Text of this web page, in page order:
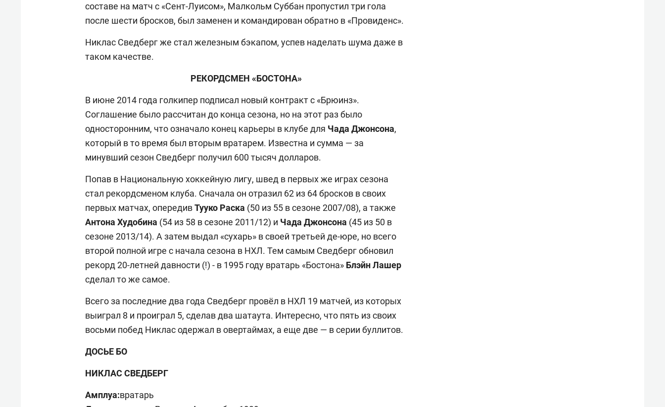
составе на матч с «Сент-Луисом», Малкольм Суббан пропустил три гола
после шести бросков, был заменен и командирован обратно в «Провиденс».
Никлас Сведберг же стал железным бэкапом, успев наделать шума даже в
таком качестве.
РЕКОРДСМЕН «БОСТОНА»
В июне 2014 года голкипер подписал новый контракт с «Брюинз».
Соглашение было рассчитан до конца сезона, но на этот раз было
односторонним, что означало конец карьеры в клубе для Чада Джонсона,
который в то время был вторым вратарем. Известна и сумма — за
минувший сезон Сведберг получил 600 тысяч долларов.
Попав в Национальную хоккейную лигу, швед в первых же играх сезона
стал рекордсменом клуба. Сначала он отразил 62 из 64 бросков в своих
первых матчах, опередивТууко Раска (50 из 55 в сезоне 2007/08), а также
Антона Худобина (54 из 58 в сезоне 2011/12) и Чада Джонсона (45 из 50 в
сезоне 2013/14). А затем выдал «сухарь» в своей третьей де-юре, но всего
второй полной игре с начала сезона в НХЛ. Тем самым Сведберг обновил
рекорд 20-летней давности (!) - в 1995 году вратарь «Бостона» Блэйн Лашер
сделал то же самое.
Всего за последние два года Сведберг провёл в НХЛ 19 матчей, из которых
выиграл 8 и проиграл 5, сделав два шатаута. Интересно, что пять из своих
восьми побед Никлас одержал в овертаймах, а еще две — в серии буллитов.
ДОСЬЕ БО
НИКЛАС СВЕДБЕРГ
Амплуа:вратарь